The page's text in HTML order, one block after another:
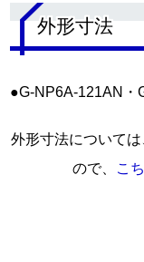
外形寸法
●G-NP6A-121AN・
外形寸法については
ので、
こ